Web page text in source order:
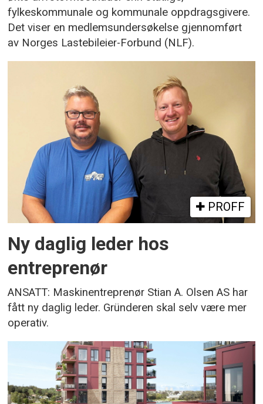
fylkeskommunale og kommunale oppdragsgivere.
Det viser en medlemsundersøkelse gjennomført
av Norges Lastebileier-Forbund (NLF).
PROFF
Ny daglig leder hos
entreprenør
ANSATT: Maskinentreprenør Stian A. Olsen AS har
fått ny daglig leder. Gründeren skal selv være mer
operativ.